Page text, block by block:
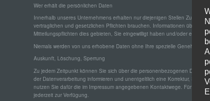
Wer erhält die persönlichen Daten
Innerhalb unseres Unternehmens erhalten nur diejenigen Stellen Zugriff
vertraglichen und gesetzlichen Pﬂichten brauchen. Informationen über Sie
Mitteilungspflichten dies gebieten, Sie eingewilligt haben und/oder ein
Niemals werden von uns erhobene Daten ohne Ihre spezielle
Auskunft, Löschung, Sperrung
Zu jedem Zeitpunkt können Sie sich über die personenbezogenen Daten,
der Datenverarbeitung informieren und unentgeltlich eine Korrektur,
nutzen Sie dafür die im Impressum angegebenen Kontaktwege. Für
jederzeit zur Verfügung.